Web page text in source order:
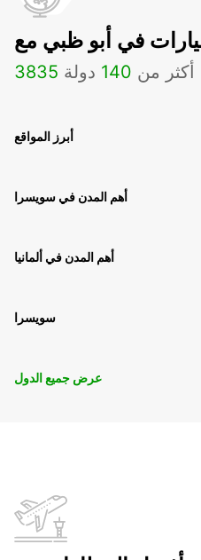
3835 أكثر من 140 دولة
أبرز المواقع
أهم المدن في سويسرا
أهم المدن في ألمانيا
سويسرا
عرض جميع الدول